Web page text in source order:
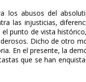
los abusos del
las injusticias,
punto de vista
Dicho de otro
En el presente, la
que se han